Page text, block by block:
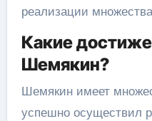
реализации
Какие
Шемякин?
Шемякин имеет
успешно осуществил